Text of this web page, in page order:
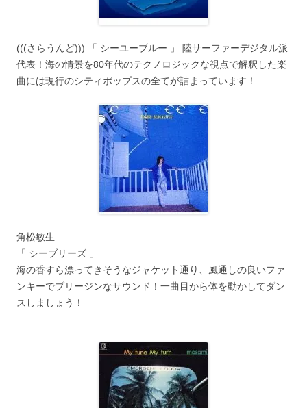
(((さらうんど))) 「 シーユーブルー 」 陸サーファーデジタル派
代表！海の情景を80年代のテクノロジックな視点で解釈した楽
曲には現行のシティポップスの全てが詰まっています！
角松敏生
「 シーブリーズ 」
海の香すら漂ってきそうなジャケット通り、風通しの良いファ
ンキーでブリージンなサウンド！一曲目から体を動かしてダン
スしましょう！